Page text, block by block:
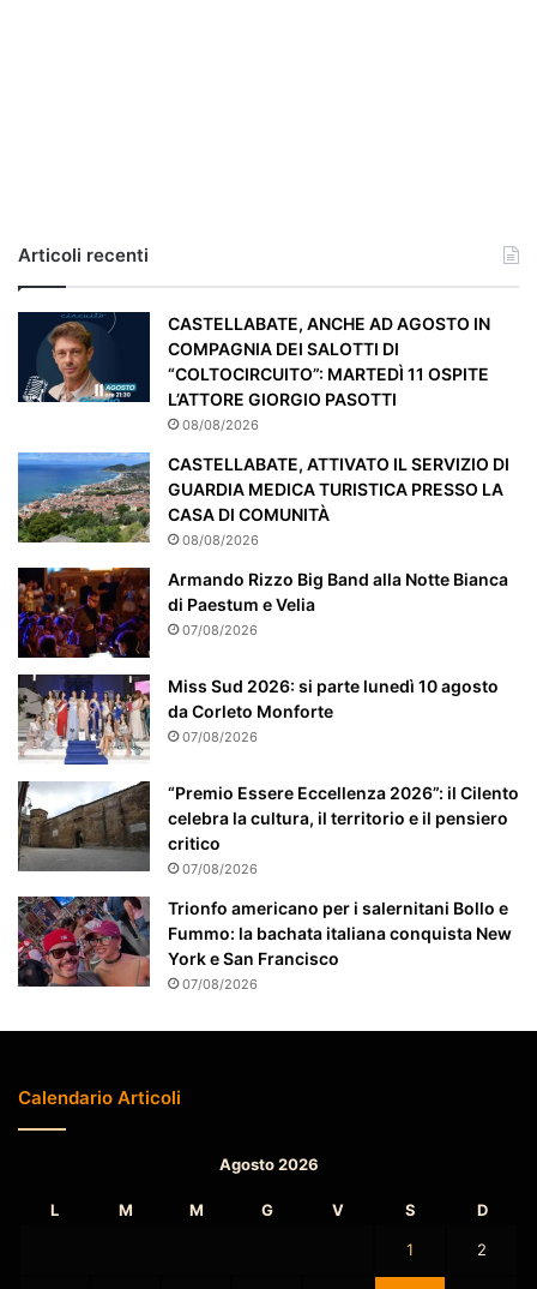
e
p
i
o
l
a
r
e
n
t
e
a
t
t
e
z
i
o
n
a
t
o
Articoli recenti
CASTELLABATE, ANCHE AD AGOSTO IN
COMPAGNIA DEI SALOTTI DI
“COLTOCIRCUITO”: MARTEDÌ 11 OSPITE
L’ATTORE GIORGIO PASOTTI
08/08/2026
CASTELLABATE, ATTIVATO IL SERVIZIO DI
GUARDIA MEDICA TURISTICA PRESSO LA
CASA DI COMUNITÀ
08/08/2026
Armando Rizzo Big Band alla Notte Bianca
di Paestum e Velia
07/08/2026
Miss Sud 2026: si parte lunedì 10 agosto
da Corleto Monforte
07/08/2026
“Premio Essere Eccellenza 2026”: il Cilento
celebra la cultura, il territorio e il pensiero
critico
07/08/2026
Trionfo americano per i salernitani Bollo e
Fummo: la bachata italiana conquista New
York e San Francisco
07/08/2026
Calendario Articoli
Agosto 2026
L M M G V S D
1 2